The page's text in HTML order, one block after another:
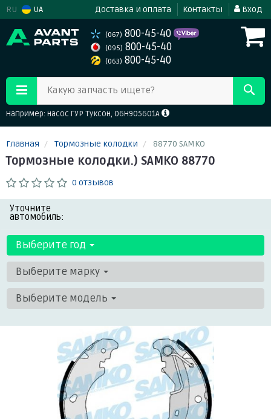
RU UA Доставка и оплата Контакты Вход
(067) 800-45-40
(095) 800-45-40
(063) 800-45-40
Какую запчасть ищете?
Например: насос ГУР Туксон, 06H905601A
Главная Тормозные колодки 88770 SAMKO
Тормозные колодки.) SAMKO 88770
0 отзывов
Уточните
автомобиль:
Выберите год
Выберите марку
Выберите модель